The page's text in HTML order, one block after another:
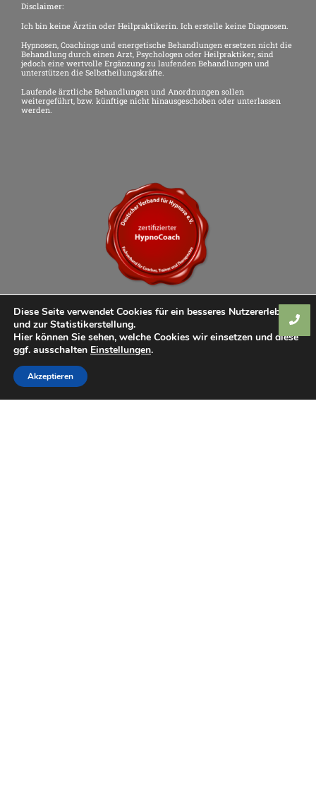
Disclaimer:
Ich bin keine Ärztin oder Heilpraktikerin. Ich erstelle keine Diagnosen.
Hypnosen, Coachings und energetische Behandlungen ersetzen nicht die
Behandlung durch einen Arzt, Psychologen oder Heilpraktiker, sind
jedoch eine wertvolle Ergänzung zu laufenden Behandlungen und
unterstützen die Selbstheilungskräfte.
Laufende ärztliche Behandlungen und Anordnungen sollen
weitergeführt, bzw. künftige nicht hinausgeschoben oder unterlassen
werden.
Diese Seite verwendet Cookies für ein besseres Nutzererlebnis
und zur Statistikerstellung.
Hier können Sie sehen, welche Cookies wir einsetzen und diese
ggf. ausschalten Einstellungen.
Akzeptieren